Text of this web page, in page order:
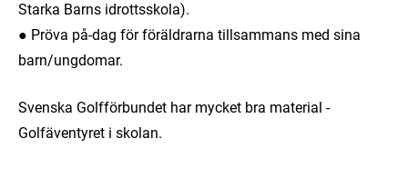
Starka Barns idrottsskola).
● Pröva på-dag för föräldrarna tillsammans med sina
barn/ungdomar.
Svenska Golfförbundet har mycket bra material -
Golfäventyret i skolan.